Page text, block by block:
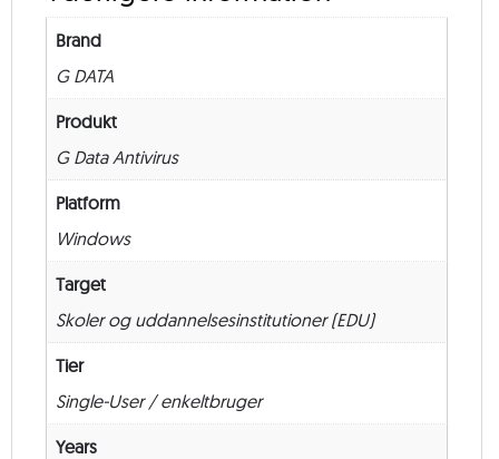
New
Brand
G DATA
Produkt
G Data Antivirus
Platform
Windows
Target
Skoler og uddannelsesinstitutioner (EDU)
Tier
Single-User / enkeltbruger
Years